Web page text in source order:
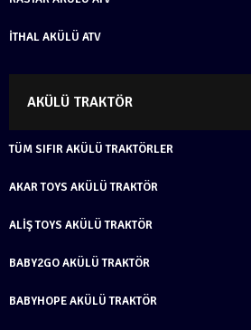
İTHAL AKÜLÜ ATV
AKÜLÜ TRAKTÖR
TÜM SIFIR AKÜLÜ TRAKTÖRLER
AKAR TOYS AKÜLÜ TRAKTÖR
ALIŞ TOYS AKÜLÜ TRAKTÖR
BABY2GO AKÜLÜ TRAKTÖR
BABYHOPE AKÜLÜ TRAKTÖR